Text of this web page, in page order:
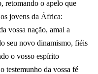
retomando o apelo que
jovens da África:
vossa nação, amai a
seu novo dinamismo, fiéis
o vosso espírito
testemunho da vossa fé